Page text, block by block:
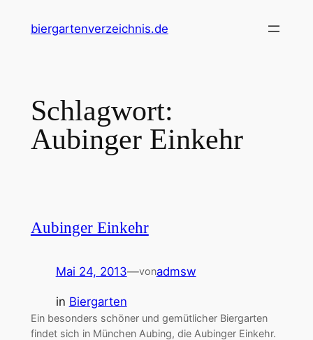
Inhaltbiergartenverzeichnis.de
Schlagwort:
Aubinger Einkehr
Aubinger Einkehr
Mai 24, 2013—vonadmsw
in Biergarten
Ein besonders schöner und gemütlicher Biergarten
findet sich in München Aubing, die Aubinger Einkehr.